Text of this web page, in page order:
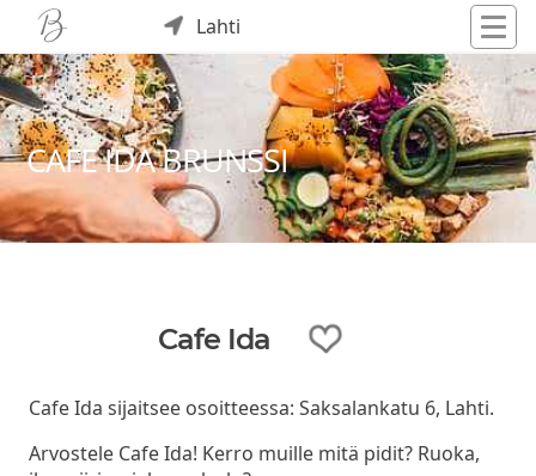
Lahti
CAFE IDA BRUNSSI
Cafe Ida
Cafe Ida sijaitsee osoitteessa: Saksalankatu 6, Lahti.
Arvostele Cafe Ida! Kerro muille mitä pidit? Ruoka,